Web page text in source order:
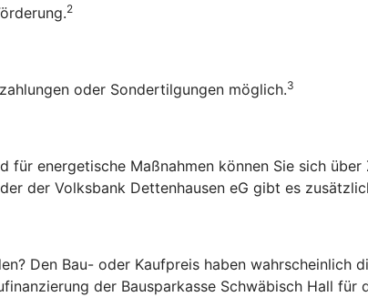
2
oder Sondertilgungen möglich.3
für energetische Maßnahmen können Sie sich
der Volksbank Dettenhausen eG gibt es
Den Bau- oder Kaufpreis haben wahrscheinlich
der Bausparkasse Schwäbisch Hall